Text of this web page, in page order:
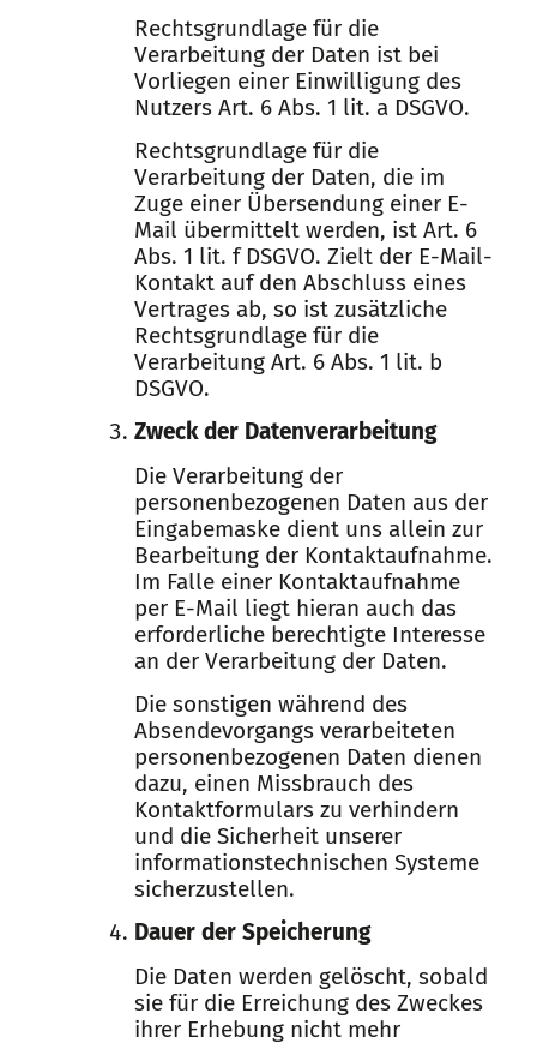
Rechtsgrundlage für die
Verarbeitung der Daten ist bei
Vorliegen einer Einwilligung des
Nutzers Art. 6 Abs. 1 lit. a DSGVO.
Rechtsgrundlage für die
Verarbeitung der Daten, die im
Zuge einer Übersendung einer E-
Mail übermittelt werden, ist Art. 6
Abs. 1 lit. f DSGVO. Zielt der E-Mail-
Kontakt auf den Abschluss eines
Vertrages ab, so ist zusätzliche
Rechtsgrundlage für die
Verarbeitung Art. 6 Abs. 1 lit. b
DSGVO.
Zweck der Datenverarbeitung
Die Verarbeitung der
personenbezogenen Daten aus der
Eingabemaske dient uns allein zur
Bearbeitung der Kontaktaufnahme.
Im Falle einer Kontaktaufnahme
per E-Mail liegt hieran auch das
erforderliche berechtigte Interesse
an der Verarbeitung der Daten.
Die sonstigen während des
Absendevorgangs verarbeiteten
personenbezogenen Daten dienen
dazu, einen Missbrauch des
Kontaktformulars zu verhindern
und die Sicherheit unserer
informationstechnischen Systeme
sicherzustellen.
Dauer der Speicherung
Die Daten werden gelöscht, sobald
sie für die Erreichung des Zweckes
ihrer Erhebung nicht mehr